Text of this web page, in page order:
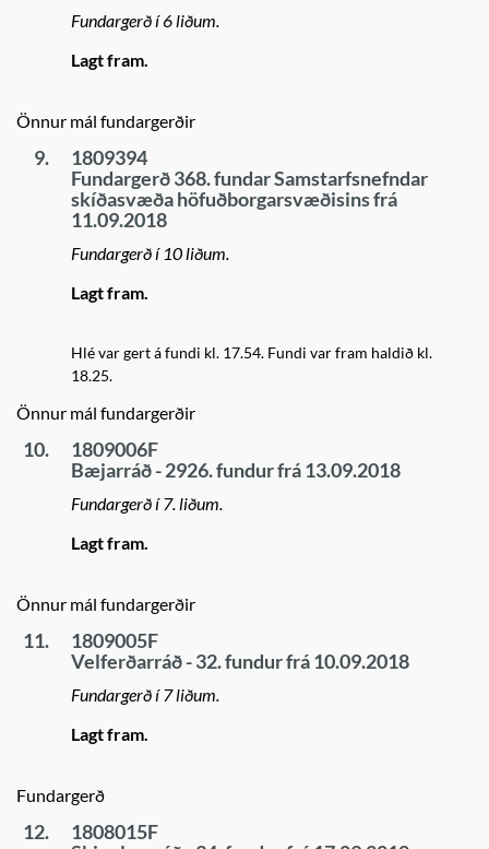
Fundargerð í 6 liðum.
Lagt fram.
Önnur mál fundargerðir
9.
1809394
Fundargerð 368. fundar Samstarfsnefndar
skíðasvæða höfuðborgarsvæðisins frá
11.09.2018
Fundargerð í 10 liðum.
Lagt fram.
Hlé var gert á fundi kl. 17.54. Fundi var fram haldið kl.
18.25.
Önnur mál fundargerðir
10.
1809006F
Bæjarráð - 2926. fundur frá 13.09.2018
Fundargerð í 7. liðum.
Lagt fram.
Önnur mál fundargerðir
11.
1809005F
Velferðarráð - 32. fundur frá 10.09.2018
Fundargerð í 7 liðum.
Lagt fram.
Fundargerð
12.
1808015F